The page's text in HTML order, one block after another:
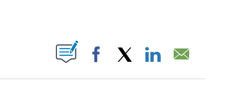
ABOUT NEW PAGES ON "".
Facebook